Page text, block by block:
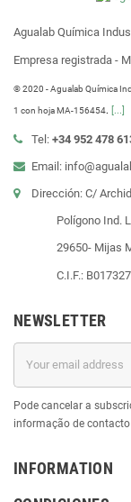
Agualab Química
Empresa registrada -
® 2020 - Agualab Química
1 con hoja MA-156454. [...]
Tel: +34 952 478
Email:
Dirección: C/
Polígono Ind. La
29650- Mijas
C.I.F.:
NEWSLETTER
Pode cancelar a
informação de
INFORMATION